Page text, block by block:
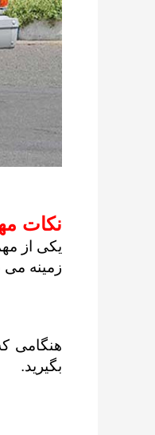
نکات
یکی از
زمینه می
هنگامی
بگیرید.